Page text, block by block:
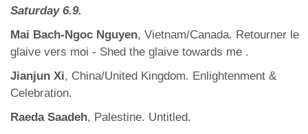
Saturday 6.9.
Mai Bach-Ngoc Nguyen, Vietnam/Canada. Retourner le
glaive vers moi - Shed the glaive towards me .
Jianjun Xi, China/United Kingdom. Enlightenment &
Celebration.
Raeda Saadeh, Palestine. Untitled.